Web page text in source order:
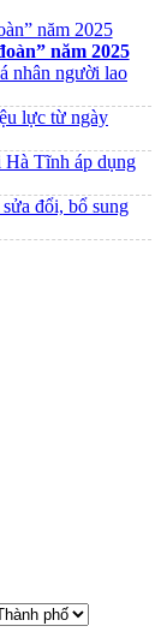
năm 2025
nhân người lao
lực từ ngày
Hà Tĩnh áp dụng
đổi, bổ sung